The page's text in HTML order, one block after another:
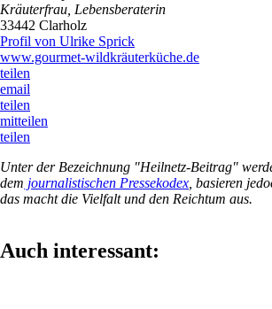
Kräuterfrau, Lebensberaterin
33442 Clarholz
Profil von Ulrike Sprick
www.gourmet-wildkräuterküche.de
teilen
email
teilen
mitteilen
teilen
Unter der Bezeichnung "Heilnetz-Beitrag"
dem journalistischen Pressekodex , basieren
das macht die Vielfalt und den Reichtum aus.
Auch interessant: